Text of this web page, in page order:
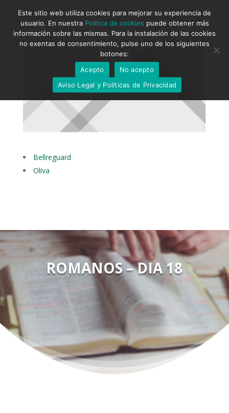
Bellreguard
Oliva
ROMANOS – DIA 18
Este sitio web utiliza cookies para mejorar su experiencia de
usuario. En nuestra Política de cookies puede obtener más
información sobre las mismas. Para la instalación de las cookies
no exentas de consentimiento, pulse uno de los siguientes
botones:
Acepto
No acepto
Aviso Legal y Políticas de Privacidad